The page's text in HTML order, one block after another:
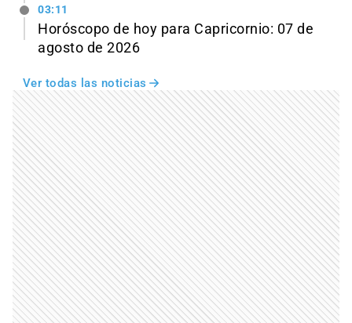
03:11
Horóscopo de hoy para Capricornio: 07 de
agosto de 2026
Ver todas las noticias